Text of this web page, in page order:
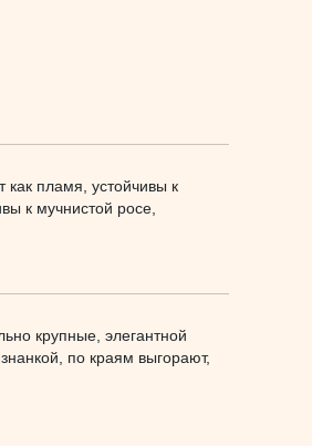
как пламя, устойчивы к
к мучнистой росе,
крупные, элегантной
по краям выгорают,